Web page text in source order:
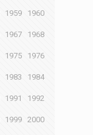
1959 1960
1967 1968
1975 1976
1983 1984
1991 1992
1999 2000